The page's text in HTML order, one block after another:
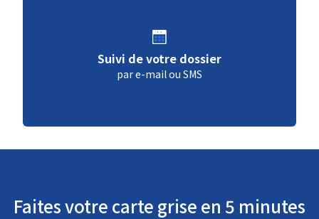
Suivi de votre dossier
par e-mail ou SMS
Faites votre carte grise en 5 minutes